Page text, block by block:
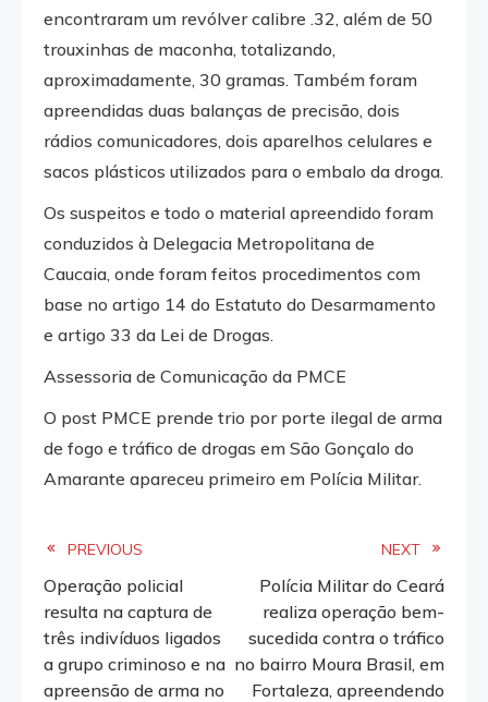
encontraram um revólver calibre .32, além de 50
trouxinhas de maconha, totalizando,
aproximadamente, 30 gramas. Também foram
apreendidas duas balanças de precisão, dois
rádios comunicadores, dois aparelhos celulares e
sacos plásticos utilizados para o embalo da droga.
Os suspeitos e todo o material apreendido foram
conduzidos à Delegacia Metropolitana de
Caucaia, onde foram feitos procedimentos com
base no artigo 14 do Estatuto do Desarmamento
e artigo 33 da Lei de Drogas.
Assessoria de Comunicação da PMCE
O post PMCE prende trio por porte ilegal de arma
de fogo e tráfico de drogas em São Gonçalo do
Amarante apareceu primeiro em Polícia Militar.
Read
more
articles
PREVIOUS
Operação policial
resulta na captura de
três indivíduos ligados
a grupo criminoso e na
apreensão de arma no
NEXT
Polícia Militar do Ceará
realiza operação bem-
sucedida contra o tráfico
no bairro Moura Brasil, em
Fortaleza, apreendendo